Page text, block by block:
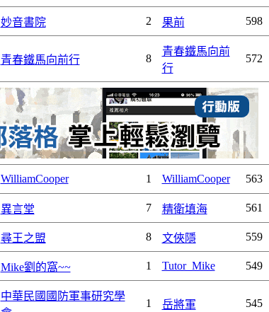
妙音書院 2 果前 598
青春鐵馬向前行 8
青春鐵馬向前
行
572
WilliamCooper 1 WilliamCooper 563
異言堂 7 精衛填海 561
尋王之盟 8 文俠隱 559
Mike劉的窩~~ 1 Tutor_Mike 549
中華民國國防軍事研究學
1 岳將軍 545